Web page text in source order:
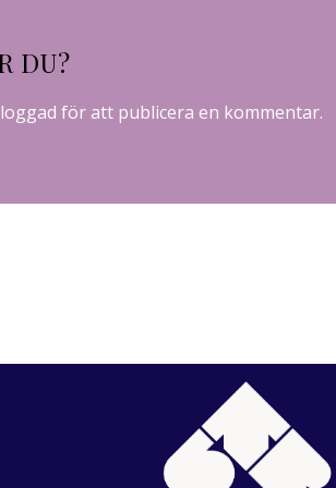
DU?
för att publicera en kommentar.